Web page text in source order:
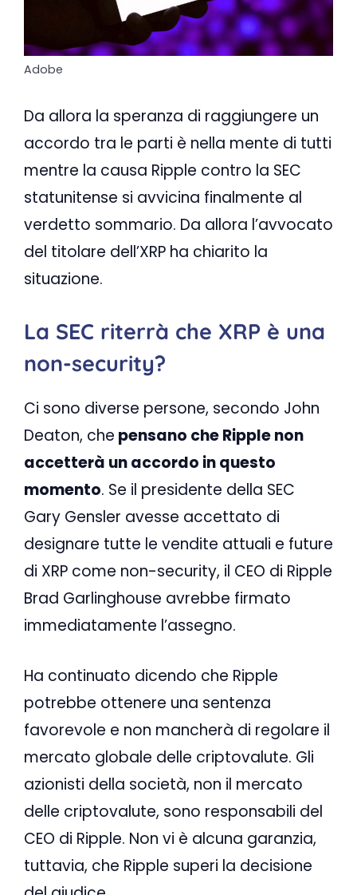
Adobe
Da allora la speranza di raggiungere un
accordo tra le parti è nella mente di tutti
mentre la causa Ripple contro la SEC
statunitense si avvicina finalmente al
verdetto sommario. Da allora l’avvocato
del titolare dell’XRP ha chiarito la
situazione.
La SEC riterrà che XRP è una
non-security?
Ci sono diverse persone, secondo John
Deaton, che pensano che Ripple non
accetterà un accordo in questo
momento. Se il presidente della SEC
Gary Gensler avesse accettato di
designare tutte le vendite attuali e future
di XRP come non-security, il CEO di Ripple
Brad Garlinghouse avrebbe firmato
immediatamente l’assegno.
Ha continuato dicendo che Ripple
potrebbe ottenere una sentenza
favorevole e non mancherà di regolare il
mercato globale delle criptovalute. Gli
azionisti della società, non il mercato
delle criptovalute, sono responsabili del
CEO di Ripple. Non vi è alcuna garanzia,
tuttavia, che Ripple superi la decisione